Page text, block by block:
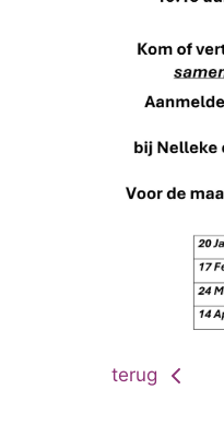
terug